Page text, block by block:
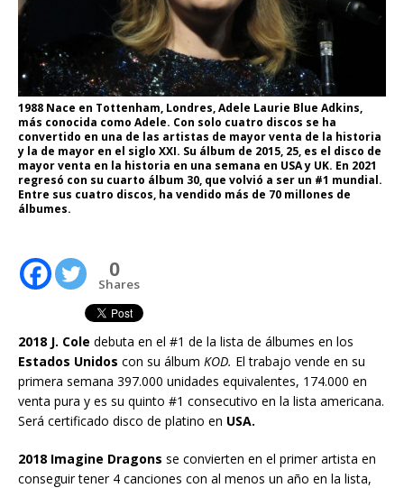
1988 Nace en Tottenham, Londres, Adele Laurie Blue Adkins,
más conocida como Adele. Con solo cuatro discos se ha
convertido en una de las artistas de mayor venta de la historia
y la de mayor en el siglo XXI. Su álbum de 2015, 25, es el disco de
mayor venta en la historia en una semana en USA y UK. En 2021
regresó con su cuarto álbum 30, que volvió a ser un #1 mundial.
Entre sus cuatro discos, ha vendido más de 70 millones de
álbumes.
0
Shares
2018 J. Cole debuta en el #1 de la lista de álbumes en los
Estados Unidos con su álbum KOD. El trabajo vende en su
primera semana 397.000 unidades equivalentes, 174.000 en
venta pura y es su quinto #1 consecutivo en la lista americana.
Será certificado disco de platino en USA.
2018 Imagine Dragons se convierten en el primer artista en
conseguir tener 4 canciones con al menos un año en la lista,